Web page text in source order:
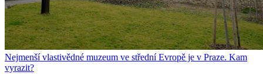
Nejmenší vlastivědné muzeum ve střední Evropě je v Praze. Kam
vyrazit?